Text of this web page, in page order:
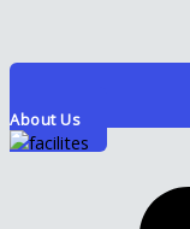
About Us